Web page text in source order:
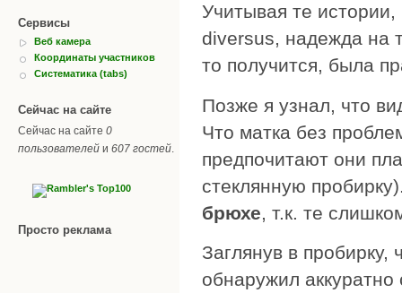
Сервисы
Веб камера
Координаты участников
Систематика (tabs)
Сейчас на сайте
Сейчас на сайте 0
пользователей и 607 гостей
Просто реклама
Учитывая те
diversus, надежда на
то получится, была
Позже я узнал, что
Что матка без
предпочитают они
стеклянную
брюхе , т.к. те
Заглянув в пробирку,
обнаружил